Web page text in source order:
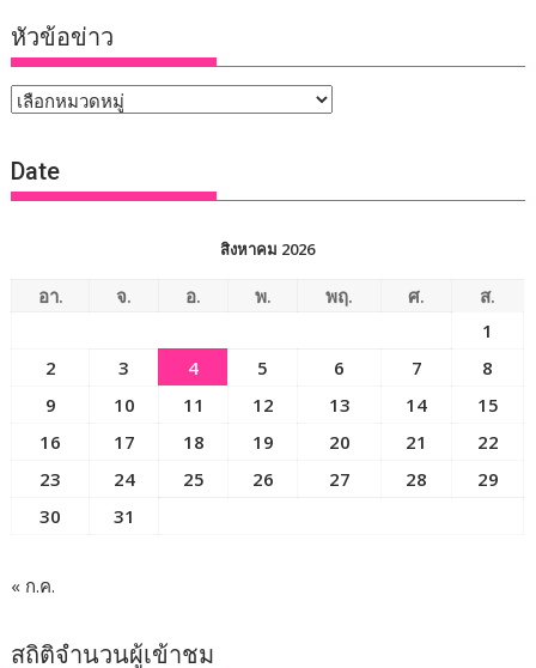
หัวข้อข่าว
หัวข้อ
Date
สิงหาคม 2026
อา. จ. อ. พ. พฤ. ศ.
ส.
1
2
3 4 5 6 7
8
9
10 11 12 13 14
15
16
17 18 19 20 21
22
23
24 25 26 27 28
29
30
31
« ก.ค.
สถิติจำนวนผู้เข้าชม